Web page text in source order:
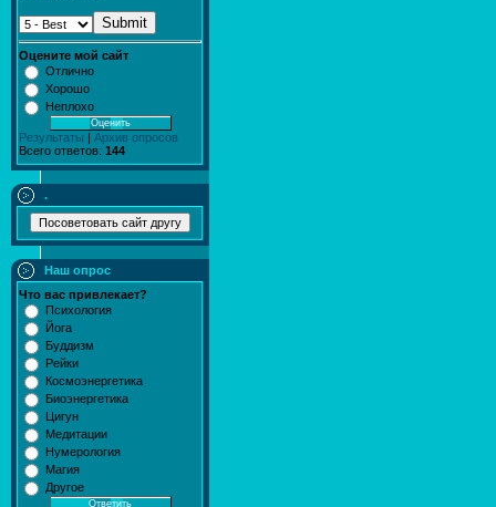
Submit
Оцените мой сайт
Отлично
Хорошо
Неплохо
Результаты
Архив опросов
Всего ответов: 144
.
Наш опрос
Что вас привлекает?
Психология
Йога
Буддизм
Рейки
Космоэнергетика
Биоэнергетика
Цигун
Медитации
Нумерология
Магия
Другое